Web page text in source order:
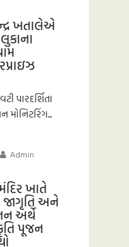
ખતાલેએ
પારદર્શિતા
Admin
ખાતે
જાગૃતિ અને
અર્થે
પૂજન